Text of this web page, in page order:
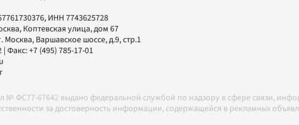
ИНН 7743625728
Коптевская улица, дом 67
Москва, Варшавское шоссе, д.9, стр.1
| Факс:+7 (495) 785-17-01
№ ФС77-67642 выдано федеральной службой по надзору в сфере связи,
за достоверность информации, содержащейся в рекламных